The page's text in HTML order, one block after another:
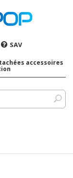
SAV
accessoires